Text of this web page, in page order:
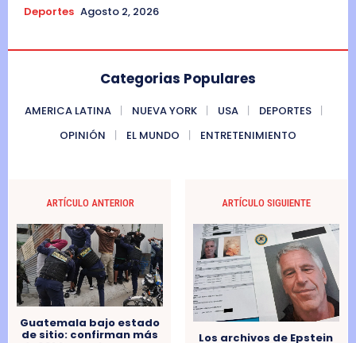
Deportes Agosto 2, 2026
Categorias Populares
AMERICA LATINA NUEVA YORK USA
DEPORTES
OPINIÓN
EL MUNDO ENTRETENIMIENTO
ARTÍCULO ANTERIOR
Guatemala bajo estado
de sitio: confirman más
ARTÍCULO SIGUIENTE
Los archivos de Epstein